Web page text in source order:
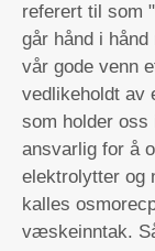
referert til som
går hånd i
vår gode venn
vedlikeholdt av
som holder oss
ansvarlig for å
elektrolytter og
kalles
væskeinntak.